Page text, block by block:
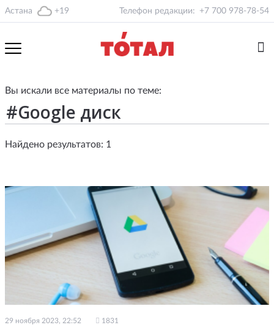
Астана +19 Телефон редакции: +7 700 978-78-54
Вы искали все материалы по теме:
Найдено результатов: 1
29 ноября 2023, 22:52 1831